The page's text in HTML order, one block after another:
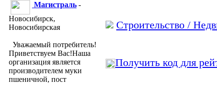
Магистраль -
Новосибирск,
Новосибирская
Уважаемый потребитель!
Приветствуем Вас!Наша
организация является
производителем муки
пшеничной, пост
Строительство /
Получить код для